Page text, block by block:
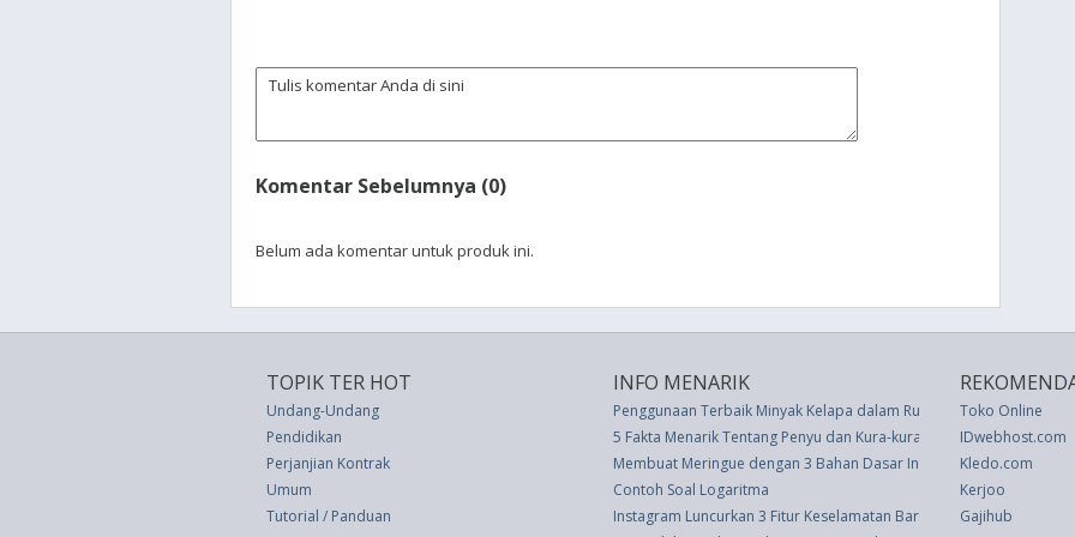
Komentar Sebelumnya (0)
Belum ada komentar untuk produk ini.
TOPIK TER HOT
Undang-Undang
Pendidikan
Perjanjian Kontrak
Umum
Tutorial / Panduan
INFO MENARIK
Penggunaan Terbaik Minyak Kelapa dalam Rutinitas Kecantikan Anda
5 Fakta Menarik Tentang Penyu dan Kura-kura
Membuat Meringue dengan 3 Bahan Dasar Ini
Contoh Soal Logaritma
Instagram Luncurkan 3 Fitur Keselamatan Baru-Inilah Cara
Toko Online
IDwebhost.com
Kledo.com
Kerjoo
Gajihub